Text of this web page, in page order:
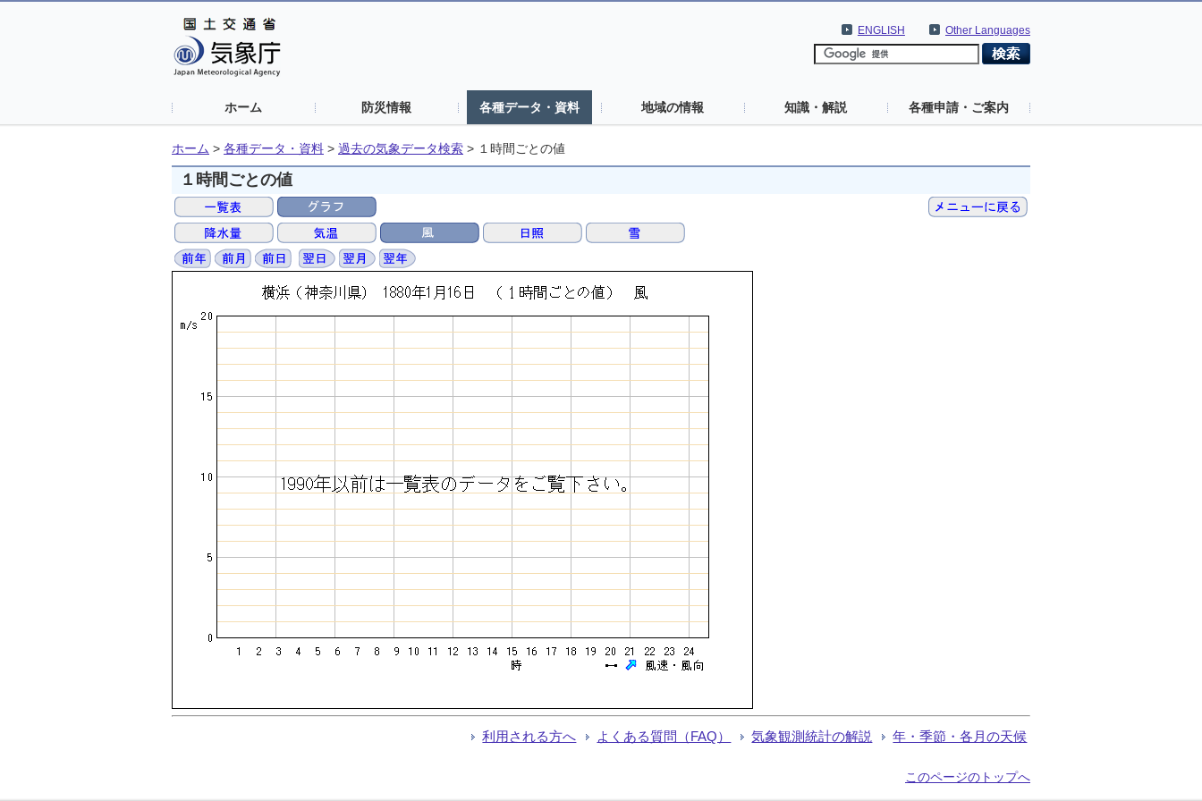
Other Languages
ENGLISH
ホーム 防災情報 各種データ・資料 地域の情報 知識・解説 各種申請・ご案内
ホーム > 各種データ・資料 > 過去の気象データ検索 > １時間ごとの値
１時間ごとの値
利用される方へ よくある質問（FAQ） 気象観測統計の解説 年・季節・各月の天候
このページのトップへ